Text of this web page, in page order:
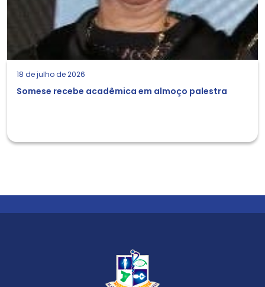
18 de julho de 2026
Somese recebe acadêmica em almoço palestra